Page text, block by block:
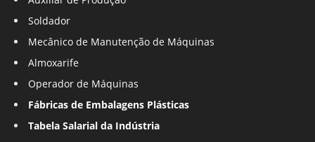
Soldador
Mecânico de Manutenção de Máquinas
Almoxarife
Operador de Máquinas
Fábricas de Embalagens Plásticas
Tabela Salarial da Indústria